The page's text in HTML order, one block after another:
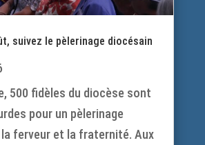
suivez le pèlerinage diocésain
500 fidèles du diocèse sont
pour un pèlerinage
la ferveur et la fraternité. Aux